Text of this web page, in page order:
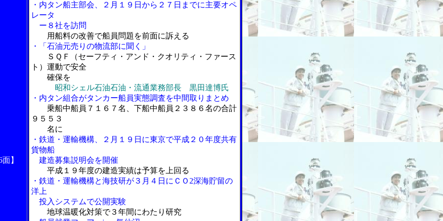
】
・内タン船主部会、２月１９日から２７日までに主要オペ
レータ
ー８社を訪問
用船料の改善で船員問題を前面に訴える
・「石油元売りの物流部に聞く」
ＳＱＦ（セーフティ・アンド・クオリティ・ファース
ト）運動で安全
確保を
昭和シェル石油石油・流通業務部長 黒田達博氏
・内タン組合がタンカー船員実態調査を中間取りまとめ
乗船中船員７１６７名、下船中船員２３８６名の合計
９５５３
名に
・鉄道・運輸機構、２月１９日に東京で平成２０年度共有
貨物船
建造募集説明会を開催
平成１９年度の建造実績は予算を上回る
・鉄道・運輸機構と海技研が３月４日にＣＯ2深海貯留の
洋上
投入システムで公開実験
地球温暖化対策で３年間にわたり研究